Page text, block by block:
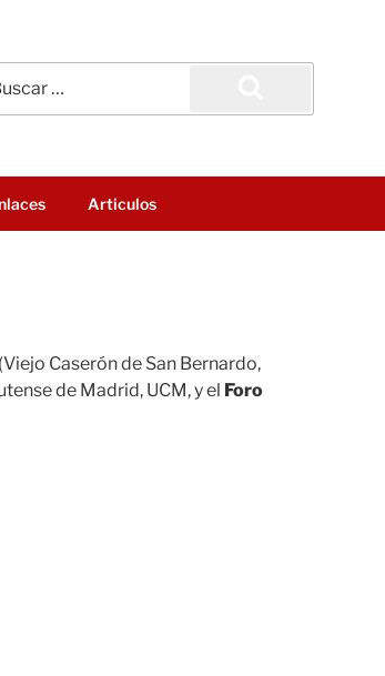
Buscar
Articulos
(Viejo Caserón de San Bernardo,
de Madrid, UCM, y el Foro